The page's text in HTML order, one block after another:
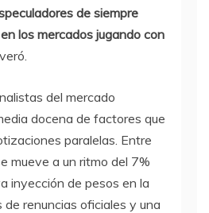
de siempre
los mercados jugando con
del mercado
docena de factores que
paralelas. Entre
mueve a un ritmo del 7%
inyección de pesos en la
de renuncias oficiales y una